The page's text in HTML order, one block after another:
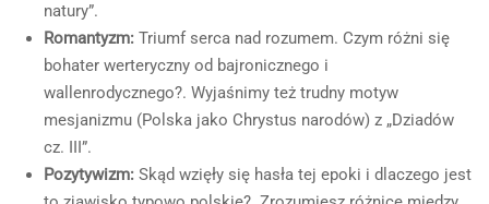
natury”.
Romantyzm: Triumf serca nad rozumem. Czym różni się
bohater werteryczny od bajronicznego i
wallenrodycznego?. Wyjaśnimy też trudny motyw
mesjanizmu (Polska jako Chrystus narodów) z „Dziadów
cz. III”.
Pozytywizm: Skąd wzięły się hasła tej epoki i dlaczego jest